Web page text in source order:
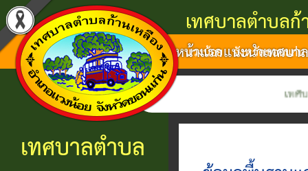
เทศบาลตำบลก้
แวงน้อย จังหวัดขอนแก่น
หน้าแรกแนะนำเทศบา
แนะนำ
เทศบาล
ความ
งาน
บริการ
ประชาชน
โครงสร้าง
องค์กร
เทศบาล
ศูนย์
ข้อมูล
ข่าวสาร
ติดต่อ
ข้อมูล
ติดต่อ
เทศบาลตำบล
เทศบาลตำบล